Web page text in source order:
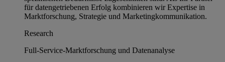
für datengetriebenen Erfolg kombinieren wir Expertise in
Marktforschung, Strategie und Marketingkommunikation.
Research
Full-Service-Marktforschung und Datenanalyse